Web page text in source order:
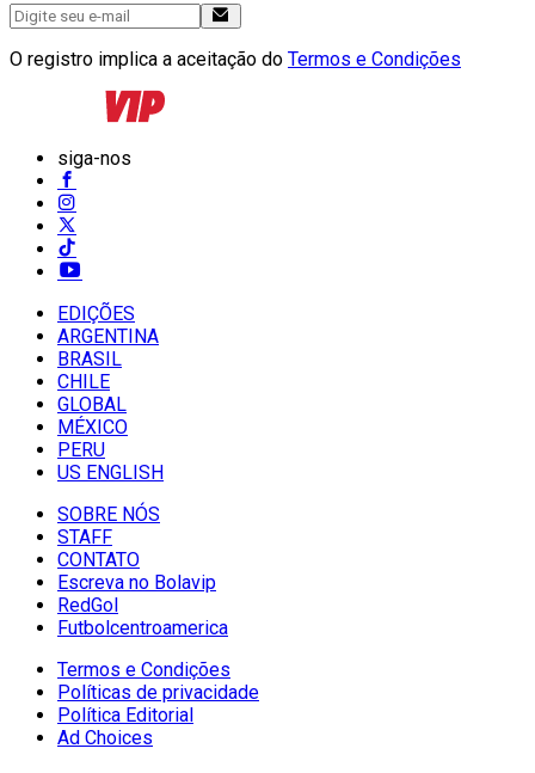
O registro implica a aceitação do Termos e Condições
siga-nos
EDIÇÕES
ARGENTINA
BRASIL
CHILE
GLOBAL
MÉXICO
PERU
US ENGLISH
SOBRE NÓS
STAFF
CONTATO
Escreva no Bolavip
RedGol
Futbolcentroamerica
Termos e Condições
Políticas de privacidade
Política Editorial
Ad Choices